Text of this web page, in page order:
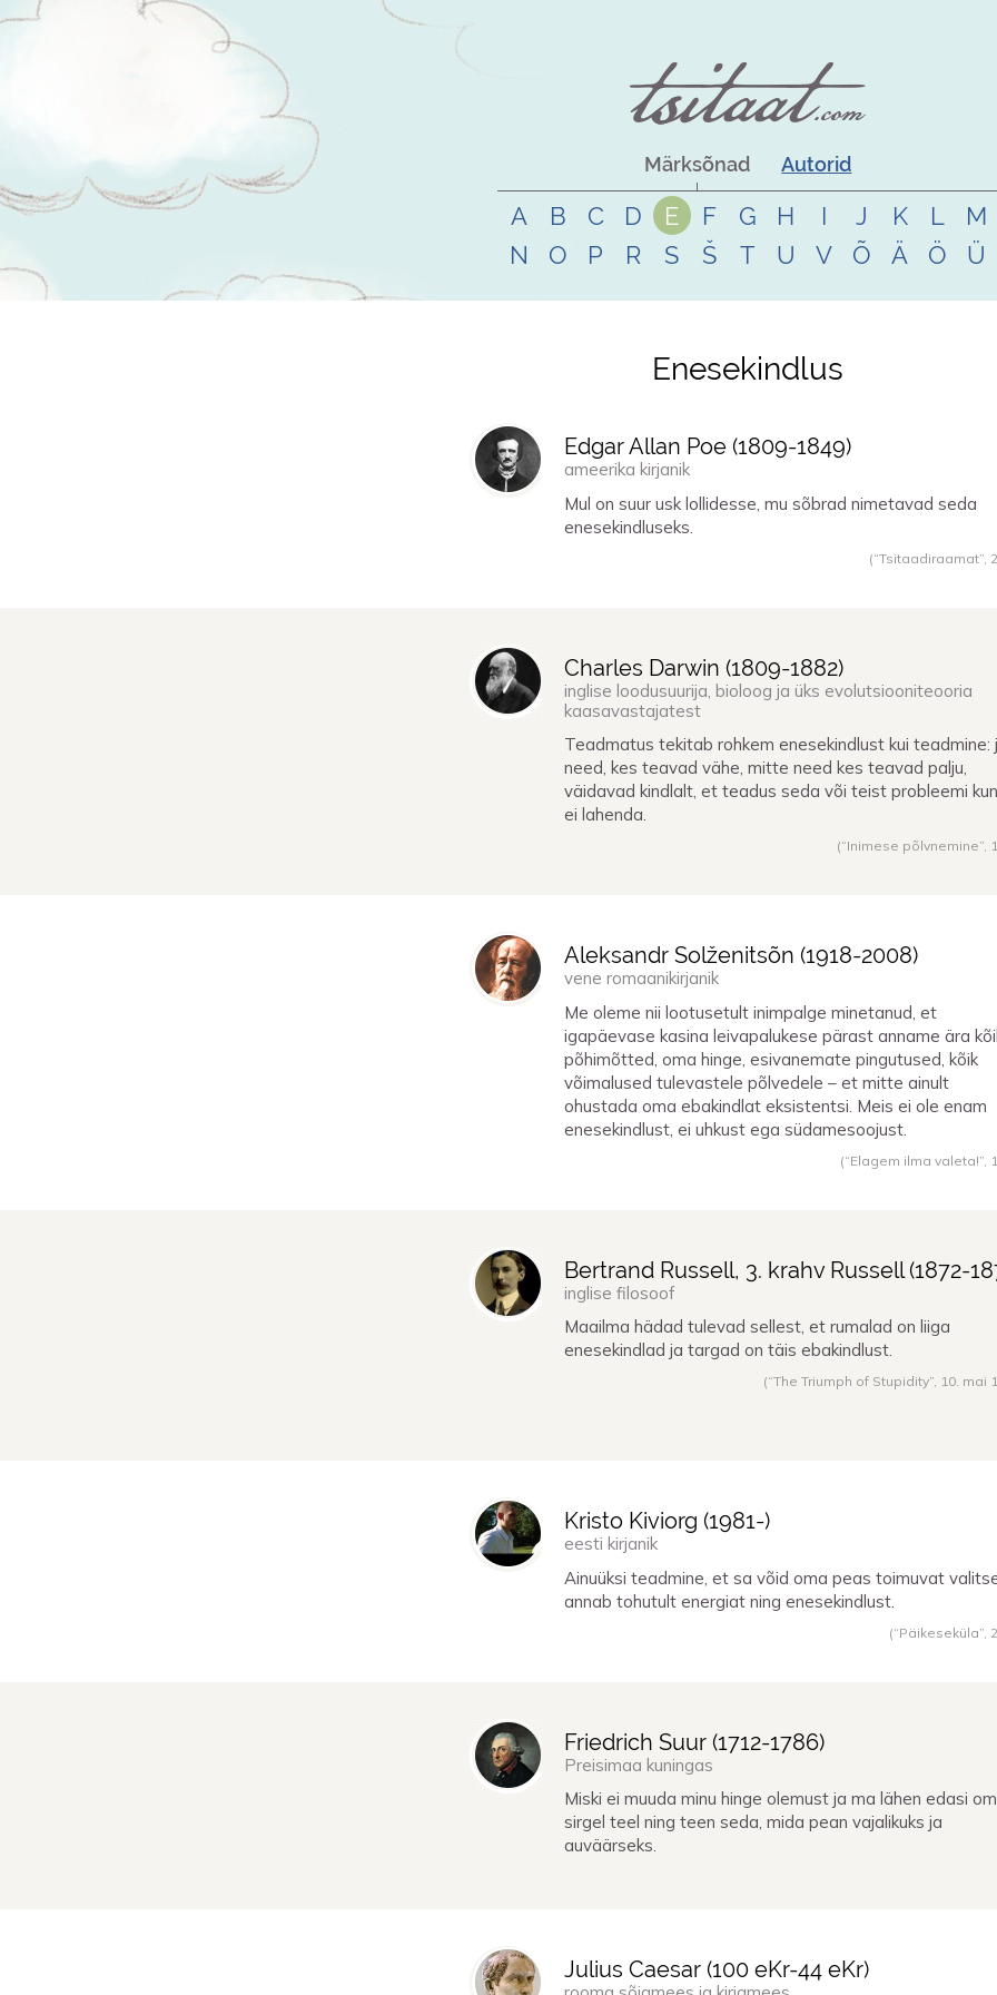
Märksõnad Autorid
A B C D E F G H I J K L
M
N
O P R S Š T U V Õ Ä Ö Ü
Enesekindlus
Edgar Allan Poe (1809-1849)
ameerika kirjanik
Mul on suur usk lollidesse, mu sõbrad nimetavad seda
enesekindluseks.
(“Tsitaadiraamat”,
Charles Darwin (1809-1882)
inglise loodusuurija, bioloog ja üks evolutsiooniteooria
kaasavastajatest
Teadmatus tekitab rohkem enesekindlust kui teadmine:
need, kes teavad vähe, mitte need kes teavad palju,
väidavad kindlalt, et teadus seda või teist probleemi
ei lahenda.
(“Inimese põlvnemine”,
Aleksandr Solženitsõn (1918-2008)
vene romaanikirjanik
Me oleme nii lootusetult inimpalge minetanud, et
igapäevase kasina leivapalukese pärast anname ära
põhimõtted, oma hinge, esivanemate pingutused, kõik
võimalused tulevastele põlvedele – et mitte ainult
ohustada oma ebakindlat eksistentsi. Meis ei ole enam
enesekindlust, ei uhkust ega südamesoojust.
(“Elagem ilma valeta!”,
Bertrand Russell, 3. krahv Russell (1872-
inglise filosoof
Maailma hädad tulevad sellest, et rumalad on liiga
enesekindlad ja targad on täis ebakindlust.
(“The Triumph of Stupidity”, 10. mai
Kristo Kiviorg (1981-)
eesti kirjanik
Ainuüksi teadmine, et sa võid oma peas toimuvat
annab tohutult energiat ning enesekindlust.
(“Päikeseküla”,
Friedrich Suur (1712-1786)
Preisimaa kuningas
Miski ei muuda minu hinge olemust ja ma lähen edasi
sirgel teel ning teen seda, mida pean vajalikuks ja
auväärseks.
Julius Caesar (100 eKr-44 eKr)